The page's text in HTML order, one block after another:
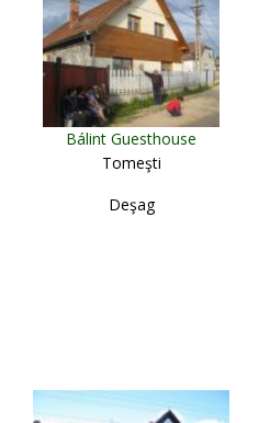
Bálint Guesthouse
Tomeşti
Deşag